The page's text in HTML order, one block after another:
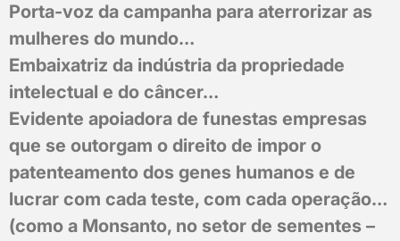
Porta-voz da campanha para aterrorizar as
mulheres do mundo…
Embaixatriz da indústria da propriedade
intelectual e do câncer…
Evidente apoiadora de funestas empresas
que se outorgam o direito de impor o
patenteamento dos genes humanos e de
lucrar com cada teste, com cada operação…
(como a Monsanto, no setor de sementes –